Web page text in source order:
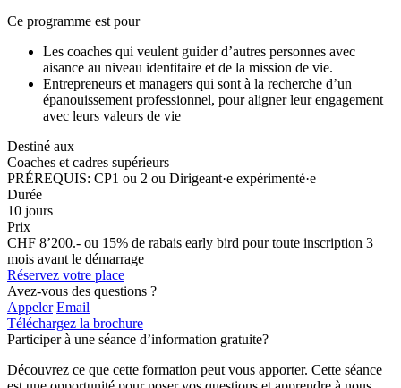
Ce programme est pour
Les coaches qui veulent guider d’autres personnes avec
aisance au niveau identitaire et de la mission de vie.
Entrepreneurs et managers qui sont à la recherche d’un
épanouissement professionnel, pour aligner leur engagement
avec leurs valeurs de vie
Destiné aux
Coaches et cadres supérieurs
PRÉREQUIS: CP1 ou 2 ou Dirigeant·e expérimenté·e
Durée
10 jours
Prix
CHF 8’200.- ou 15% de rabais early bird pour toute inscription 3
mois avant le démarrage
Réservez votre place
Avez-vous des questions ?
Appeler Email
Téléchargez la brochure
Participer à une séance d’information gratuite?
Découvrez ce que cette formation peut vous apporter. Cette séance